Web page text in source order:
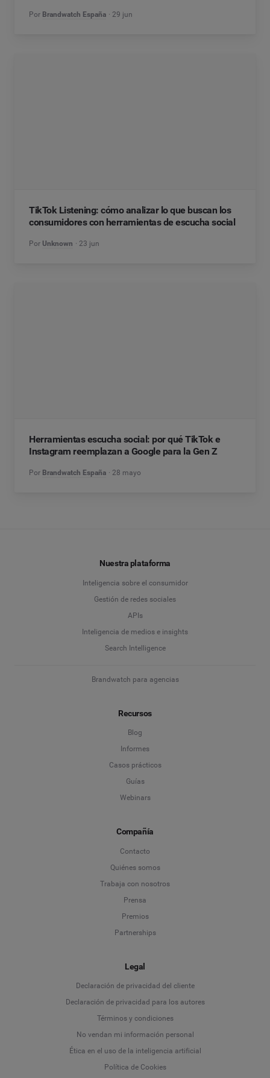
Por Brandwatch España 29 jun
TikTok Listening: cómo analizar lo que buscan los
consumidores con herramientas de escucha social
Por Unknown 23 jun
Herramientas escucha social: por qué TikTok e
Instagram reemplazan a Google para la Gen Z
Por Brandwatch España 28 mayo
Nuestra plataforma
Inteligencia sobre el consumidor
Gestión de redes sociales
APIs
Inteligencia de medios e insights
Search Intelligence
Brandwatch para agencias
Recursos
Blog
Informes
Casos prácticos
Guías
Webinars
Compañía
Contacto
Quiénes somos
Trabaja con nosotros
Prensa
Premios
Partnerships
Legal
Declaración de privacidad del cliente
Declaración de privacidad para los autores
Términos y condiciones
No vendan mi información personal
Ética en el uso de la inteligencia artificial
Política de Cookies